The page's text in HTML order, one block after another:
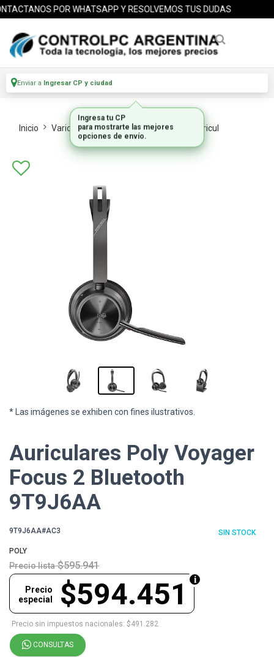
POR WHATSAPP Y RESOLVEMOS TUS DUDAS
Enviar a Ingresar CP y ciudad
Inicio Varios Componentes Parlantes Y Auricul
* Las imágenes se exhiben con fines ilustrativos.
Auriculares Poly Voyager
Focus 2 Bluetooth
9T9J6AA
9T9J6AA#AC3 SIN STOCK
POLY
Precio lista $595.941
$594.451
Precio
especial
Precio sin impuestos nacionales: $491.282
CONSULTAS